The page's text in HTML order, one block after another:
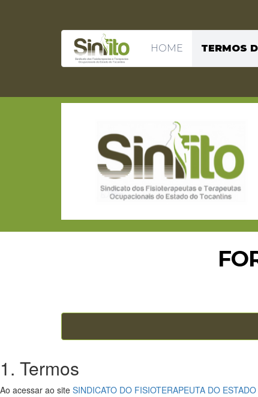
HOME TERMOS
1. Termos
Ao acessar ao site SINDICATO DO FISIOTERAPEUTA DO